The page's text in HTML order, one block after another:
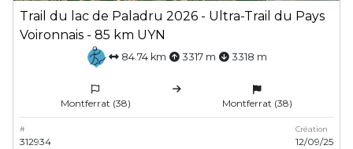
Trail du lac de Paladru 2026 - Ultra-Trail du Pays
Voironnais - 85 km UYN
84.74 km 3317 m 3318 m
Montferrat (38) Montferrat (38)
#
312934
Création
12/09/25